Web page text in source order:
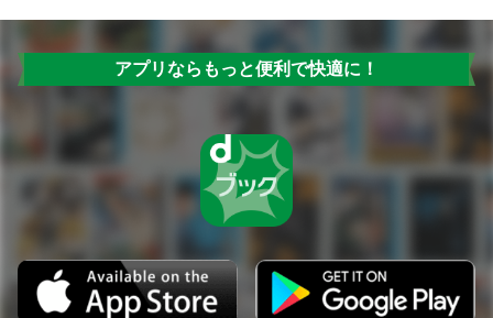
アプリならもっと便利で快適に！